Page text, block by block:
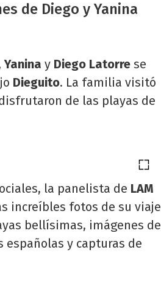
de Diego y Yanina
Yanina y Diego Latorre se
Dieguito. La familia visitó
de las playas de
la panelista de LAM
increíbles fotos de su viaje
bellísimas, imágenes de
y capturas de